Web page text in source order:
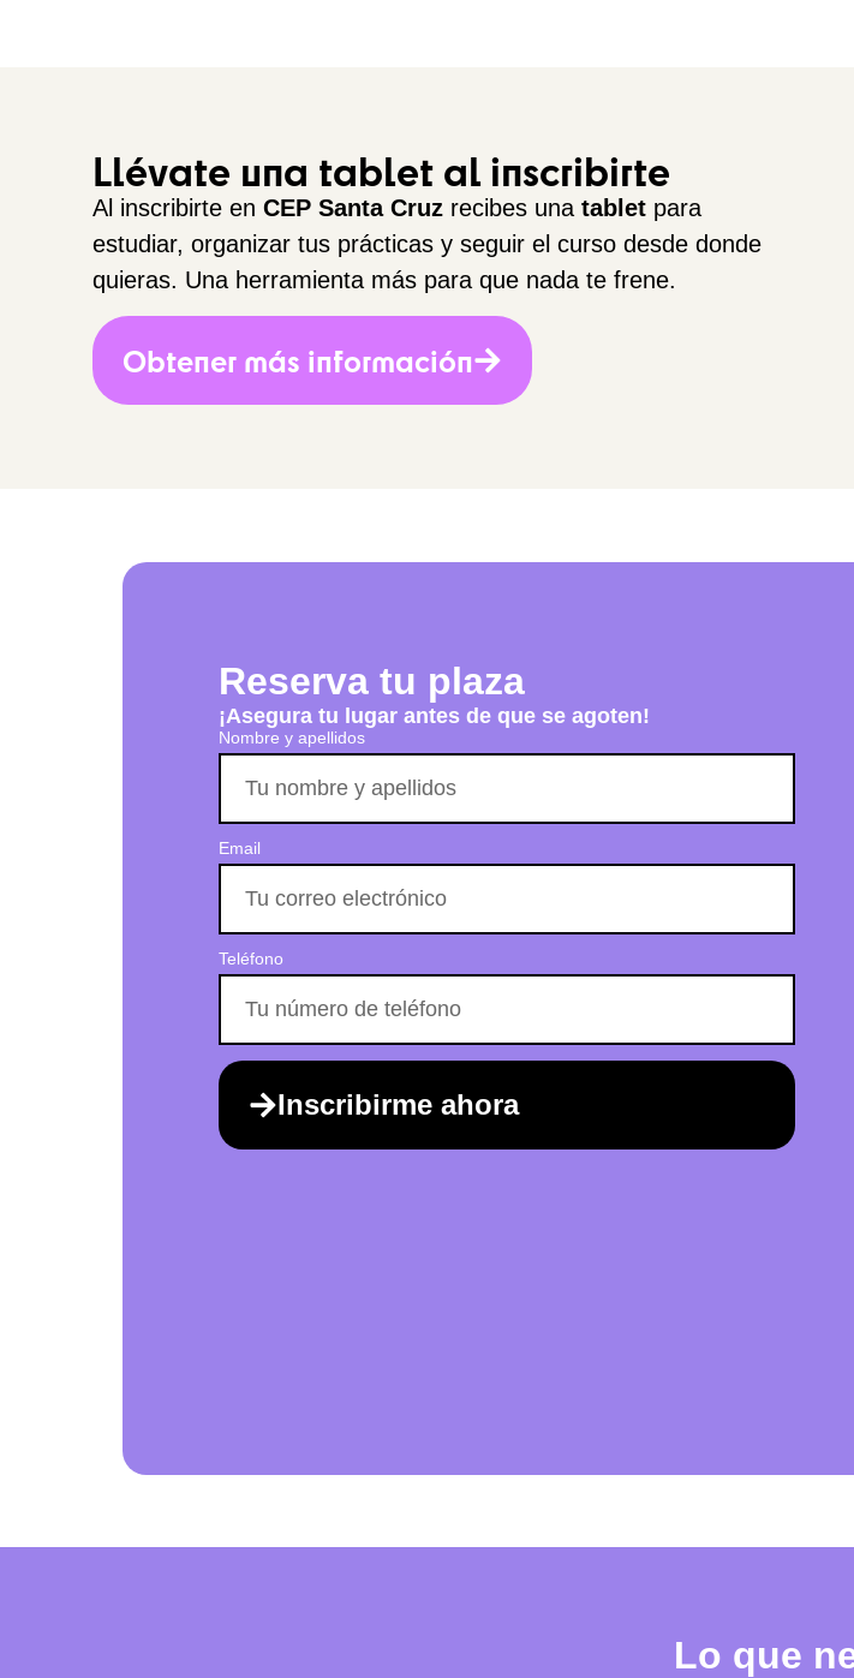
Llévate una tablet al inscribirte
Al inscribirte enCEP Santa Cruz recibes unatablet para
estudiar, organizar tus prácticas y seguir el curso desde donde
quieras. Una herramienta más para que nada te frene.
Obtener más información
Reserva tu plaza
¡Asegura tu lugar antes de que se agoten!
Nombre y apellidos
Email
Teléfono
Inscribirme ahora
Lo que